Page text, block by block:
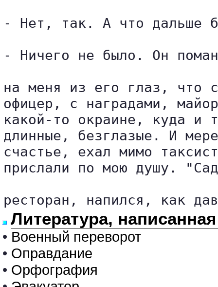
- Нет, так. А что дальше
- Ничего не было. Он
на меня из его глаз, что
офицер, с наградами,
какой-то окраине, куда и
длинные, безглазые. И
счастье, ехал мимо
прислали по мою душу.
ресторан, напился, как
Литература,
• Военный переворот
• Оправдание
• Орфография